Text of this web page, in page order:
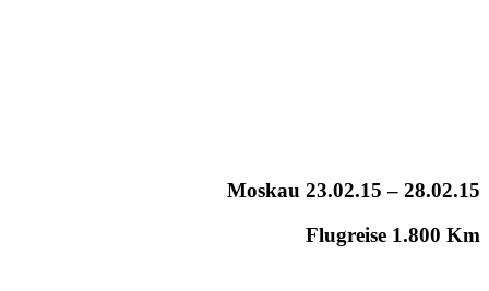
Moskau 23.02.15 – 28.02.15
Flugreise 1.800 Km